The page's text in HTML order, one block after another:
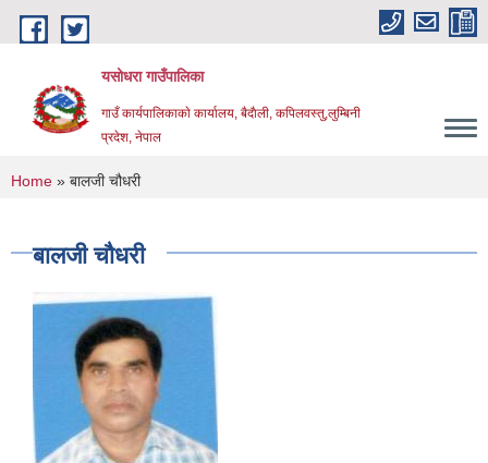
Skip to main content
यसोधरा गाउँपालिका
गाउँ कार्यपालिकाकाे कार्यालय, बैदाैली, कपिलवस्तु,लुम्बिनी
प्रदेश, नेपाल
You are here
Home » बालजी चौधरी
बालजी चौधरी